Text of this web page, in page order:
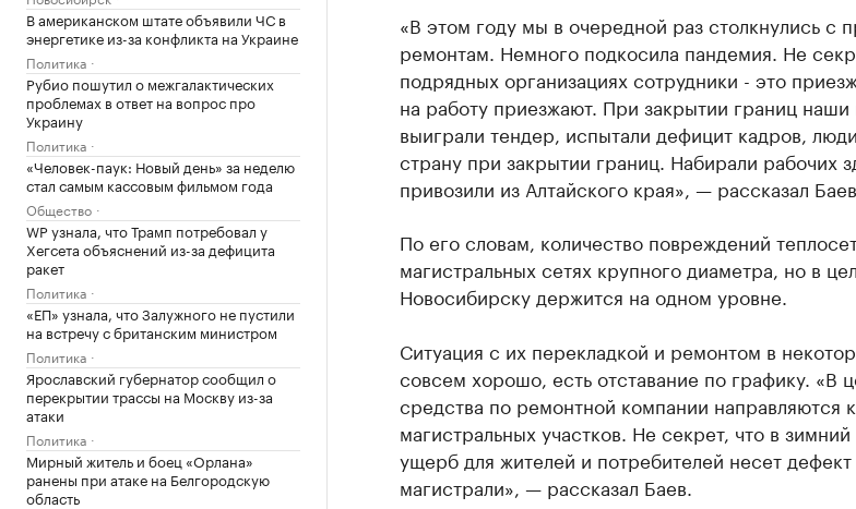
В американском штате объявили ЧС в
энергетике из-за конфликта на Украине
Политика
Рубио пошутил о межгалактических
проблемах в ответ на вопрос про
Украину
Политика
«Человек-паук: Новый день» за неделю
стал самым кассовым фильмом года
Общество
WP узнала, что Трамп потребовал у
Хегсета объяснений из-за дефицита
ракет
Политика
«ЕП» узнала, что Залужного не пустили
на встречу с британским министром
Политика
Ярославский губернатор сообщил о
перекрытии трассы на Москву из-за
атаки
Политика
Мирный житель и боец «Орлана»
ранены при атаке на Белгородскую
область
«В этом году мы в очередной раз столкнулись с
ремонтам. Немного подкосила пандемия. Не
подрядных организациях сотрудники - это
на работу приезжают. При закрытии границ
выиграли тендер, испытали дефицит кадров,
страну при закрытии границ. Набирали рабочих
привозили из Алтайского края», — рассказал Баев.
По его словам, количество повреждений
магистральных сетях крупного диаметра, но в
Новосибирску держится на одном уровне.
Ситуация с их перекладкой и ремонтом в
совсем хорошо, есть отставание по графику. «В
средства по ремонтной компании направляются
магистральных участков. Не секрет, что в
ущерб для жителей и потребителей несет
магистрали», — рассказал Баев.